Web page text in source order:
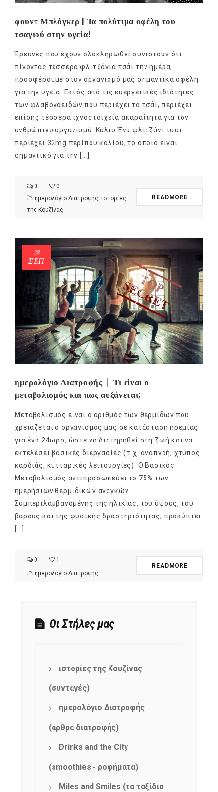
φουντ Μπλόγκερ | Τα πολύτιμα οφέλη του
τσαγιού στην υγεία!
Έρευνες που έχουν ολοκληρωθεί συνιστούν ότι
πίνοντας τέσσερα φλιτζάνια τσάι την ημέρα,
προσφέρουμε στον οργανισμό μας σημαντικά οφέλη
για την υγεία. Εκτός από τις ευεργετικές ιδιότητες
των φλαβονοειδών που περιέχει το τσάι, περιέχει
επίσης τέσσερα ιχνοστοιχεία απαραίτητα για τον
ανθρώπινο οργανισμό. Κάλιο Ένα φλιτζάνι τσάι
περιέχει 32mg περίπου καλίου, το οποίο είναι
σημαντικό για την […]
0
0
ημερολόγιο Διατροφής, ιστορίες
της Κουζίνας
READMORE
28
ΣΕΠ
ημερολόγιο Διατροφής │ Τι είναι ο
μεταβολισμός και πως αυξάνεται;
Μεταβολισμός είναι ο αριθμός των θερμίδων που
χρειάζεται ο οργανισμός μας σε κατάσταση ηρεμίας
για ένα 24ωρο, ώστε να διατηρηθεί στη ζωή και να
εκτελέσει βασικές διεργασίες (π.χ. αναπνοή, χτύπος
καρδιάς, κυτταρικές λειτουργίες). Ο Βασικός
Μεταβολισμός αντιπροσωπεύει το 75% των
ημερήσιων θερμιδικών αναγκών.
Συμπεριλαμβανομένης της ηλικίας, του ύψους, του
βάρους και της φυσικής δραστηριότητας, προκύπτει
[…]
0
1
ημερολόγιο Διατροφής
READMORE
Οι Στήλες μας
ιστορίες της Κουζίνας
(συνταγές)
ημερολόγιο Διατροφής
(άρθρα διατροφής)
Drinks and the City
(smoothies - ροφήματα)
Miles and Smiles (τα ταξίδια